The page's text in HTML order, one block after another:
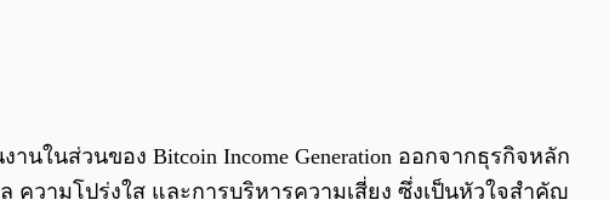
ในส่วนของ Bitcoin Income Generation ออกจากธุรกิจหลัก
ความโปร่งใส และการบริหารความเสี่ยง ซึ่งเป็นหัวใจสำคัญ